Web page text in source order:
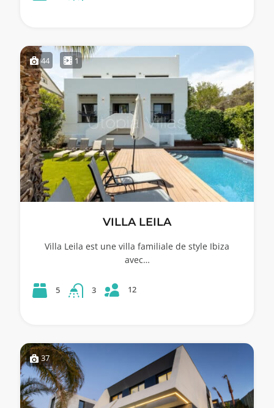
44 1
VILLA LEILA
Villa Leila est une villa familiale de style Ibiza
avec…
5 3 12
37